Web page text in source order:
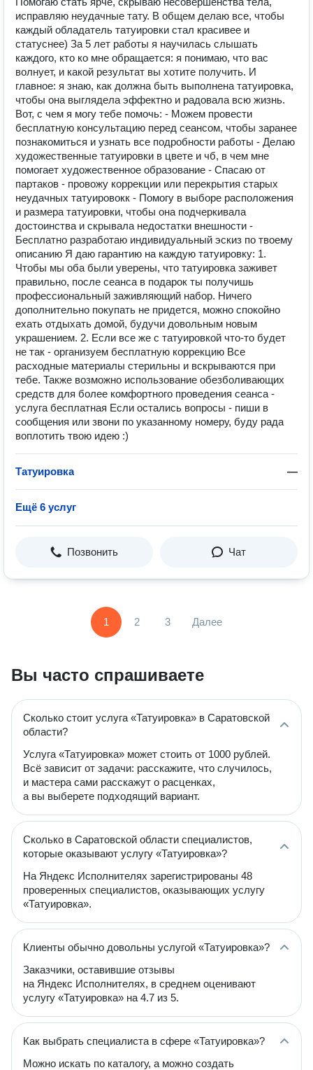
исправляю неудачные тату. В общем делаю все, чтобы
каждый обладатель татуировки стал красивее и
статуснее) За 5 лет работы я научилась слышать
каждого, кто ко мне обращается: я понимаю, что вас
волнует, и какой результат вы хотите получить. И
главное: я знаю, как должна быть выполнена татуировка,
чтобы она выглядела эффектно и радовала всю жизнь.
Вот, с чем я могу тебе помочь: - Можем провести
бeсплатную кoнcультацию пеpед ceaнcом, чтобы заранее
познакомиться и узнать все подробности работы - Делаю
художественные татуировки в цвете и чб, в чем мне
помогает художественное образование - Спасаю от
партаков - провожу коррекции или перекрытия старых
неудачных татуировокк - Помогу в выборe расположения
и pазмерa тaтуиpовки, чтобы она подчеркивала
достоинства и скрывала недостатки внешности -
Бесплатно разработаю индивидуальный эскиз по твоему
описанию Я даю гарантию на каждую татуировку: 1.
Чтобы мы оба были уверены, что татуировка заживет
правильно, после сеанса в подарок ты получишь
профессиональный заживляющий набор. Ничего
дополнительно покупать не придется, можно спокойно
ехать отдыхать домой, будучи довольным новым
украшением. 2. Если все же с татуировкой что-то будет
не так - организуем бесплатную коррекцию Все
расходные материалы стерильны и вскрываются при
тебе. Также возможно использование обезболивающих
средств для более комфортного проведения сеанса -
услуга бесплатная Если остались вопросы - пиши в
сообщения или звони по указанному номеру, буду рада
воплотить твою идею :)
Татуировка —
Ещё 6 услуг
Позвонить Чат
1 2 3 Далее
Вы часто спрашиваете
Сколько стоит услуга «Татуировка» в Саратовской
области?
Услуга «Татуировка» может стоить от 1000 рублей.
Всё зависит от задачи: расскажите, что случилось,
и мастера сами расскажут о расценках,
а вы выберете подходящий вариант.
Сколько в Саратовской области специалистов,
которые оказывают услугу «Татуировка»?
На Яндекс Исполнителях зарегистрированы 48
проверенных специалистов, оказывающих услугу
«Татуировка».
Клиенты обычно довольны услугой «Татуировка»?
Заказчики, оставившие отзывы
на Яндекс Исполнителях, в среднем оценивают
услугу «Татуировка» на 4.7 из 5.
Как выбрать специалиста в сфере «Татуировка»?
Можно искать по каталогу, а можно создать